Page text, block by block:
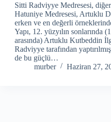
Sitti Radviyye Medresesi,
Hatuniye Medresesi, Artuklu
erken ve en değerli
Yapı, 12. yüzyılın sonlarında
arasında) Artuklu Kutbeddin
Radviyye tarafından
de bu güçlü…
murber
Haziran 27,